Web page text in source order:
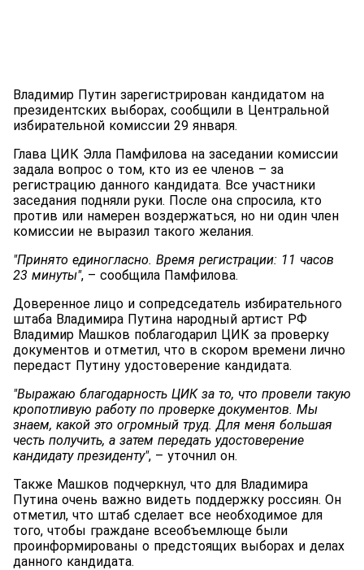
Владимир Путин зарегистрирован кандидатом на
президентских выборах, сообщили в Центральной
избирательной комиссии 29 января.
Глава ЦИК Элла Памфилова на заседании комиссии
задала вопрос о том, кто из ее членов – за
регистрацию данного кандидата. Все участники
заседания подняли руки. После она спросила, кто
против или намерен воздержаться, но ни один член
комиссии не выразил такого желания.
"Принято единогласно. Время регистрации: 11 часов
23 минуты", – сообщила Памфилова.
Доверенное лицо и сопредседатель избирательного
штаба Владимира Путина народный артист РФ
Владимир Машков поблагодарил ЦИК за проверку
документов и отметил, что в скором времени лично
передаст Путину удостоверение кандидата.
"Выражаю благодарность ЦИК за то, что провели такую
кропотливую работу по проверке документов. Мы
знаем, какой это огромный труд. Для меня большая
честь получить, а затем передать удостоверение
кандидату президенту", – уточнил он.
Также Машков подчеркнул, что для Владимира
Путина очень важно видеть поддержку россиян. Он
отметил, что штаб сделает все необходимое для
того, чтобы граждане всеобъемлюще были
проинформированы о предстоящих выборах и делах
данного кандидата.